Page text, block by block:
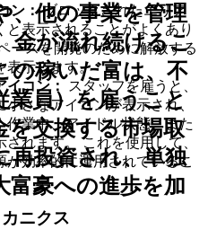
、他の事業を管理
金が流れ続けるこ
の稼いだ富は、不
業員）を雇うこと
を交換する市場取
再投資され、単独
富豪への進歩を加
ン：ブロックされたエリア
と表示されることがよくあり
ースを開発のために解放する
表示します。
コン：
スタッフを雇うと、
さなアイコンが表示され、
作業中、アイドル状態、また
れます。 これを使用して、
効率的に運用されているこ
ニクス